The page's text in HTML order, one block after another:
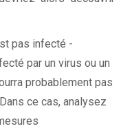
pas infecté -
par un virus ou un
probablement pas
ce cas, analysez